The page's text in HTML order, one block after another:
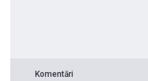
Komentāri